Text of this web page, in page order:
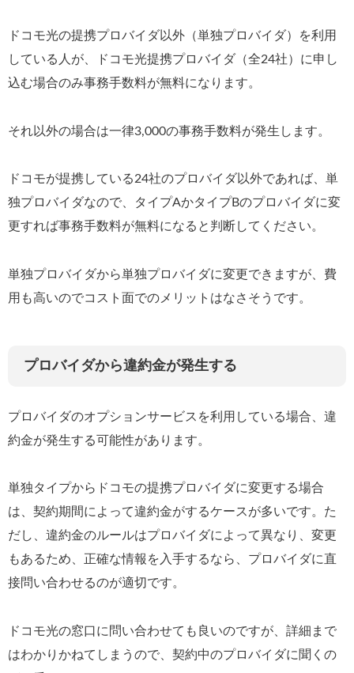
ドコモ光の提携プロバイダ以外（単独プロバイダ）を利用
している人が、ドコモ光提携プロバイダ（全24社）に申し
込む場合のみ事務手数料が無料になります。
それ以外の場合は一律3,000の事務手数料が発生します。
ドコモが提携している24社のプロバイダ以外であれば、単
独プロバイダなので、タイプAかタイプBのプロバイダに変
更すれば事務手数料が無料になると判断してください。
単独プロバイダから単独プロバイダに変更できますが、費
用も高いのでコスト面でのメリットはなさそうです。
プロバイダから違約金が発生する
プロバイダのオプションサービスを利用している場合、違
約金が発生する可能性があります。
単独タイプからドコモの提携プロバイダに変更する場合
は、契約期間によって違約金がするケースが多いです。た
だし、違約金のルールはプロバイダによって異なり、変更
もあるため、正確な情報を入手するなら、プロバイダに直
接問い合わせるのが適切です。
ドコモ光の窓口に問い合わせても良いのですが、詳細まで
はわかりかねてしまうので、契約中のプロバイダに聞くの